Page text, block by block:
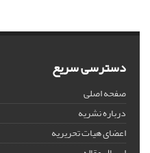
دسترسی سریع
صفحه اصلی
درباره نشریه
اعضای هیات تحریریه